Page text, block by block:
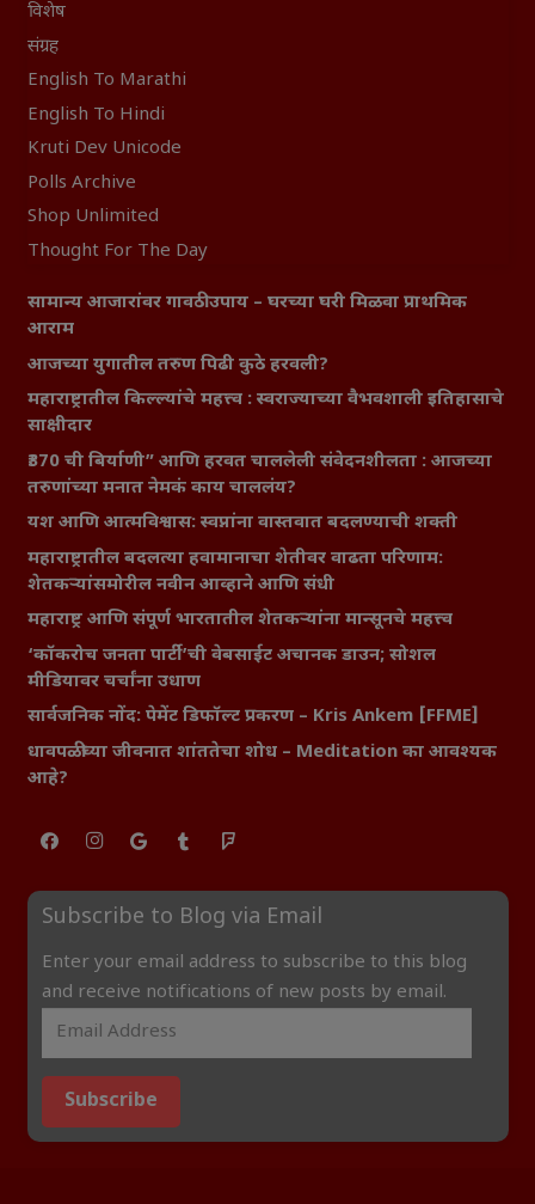
विशेष
संग्रह
English To Marathi
English To Hindi
Kruti Dev Unicode
Polls Archive
Shop Unlimited
Thought For The Day
सामान्य आजारांवर गावठी उपाय – घरच्या घरी मिळवा प्राथमिक
आराम
आजच्या युगातील तरुण पिढी कुठे हरवली?
महाराष्ट्रातील किल्ल्यांचे महत्त्व : स्वराज्याच्या वैभवशाली इतिहासाचे
साक्षीदार
₹370 ची बिर्याणी” आणि हरवत चाललेली संवेदनशीलता : आजच्या
तरुणांच्या मनात नेमकं काय चाललंय?
यश आणि आत्मविश्वास: स्वप्नांना वास्तवात बदलण्याची शक्ती
महाराष्ट्रातील बदलत्या हवामानाचा शेतीवर वाढता परिणाम:
शेतकऱ्यांसमोरील नवीन आव्हाने आणि संधी
महाराष्ट्र आणि संपूर्ण भारतातील शेतकऱ्यांना मान्सूनचे महत्त्व
‘कॉकरोच जनता पार्टी’ची वेबसाईट अचानक डाउन; सोशल
मीडियावर चर्चांना उधाण
सार्वजनिक नोंद: पेमेंट डिफॉल्ट प्रकरण – Kris Ankem [FFME]
धावपळीच्या जीवनात शांततेचा शोध – Meditation का आवश्यक
आहे?
Subscribe to Blog via Email
Enter your email address to subscribe to this blog
and receive notifications of new posts by email.
Subscribe